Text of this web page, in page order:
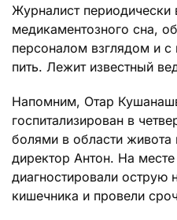
Журналист периодически
медикаментозного сна,
персоналом взглядом и
пить. Лежит известный
Напомним, Отар
госпитализирован в
болями в области живота
директор Антон. На
диагностировали острую
кишечника и провели